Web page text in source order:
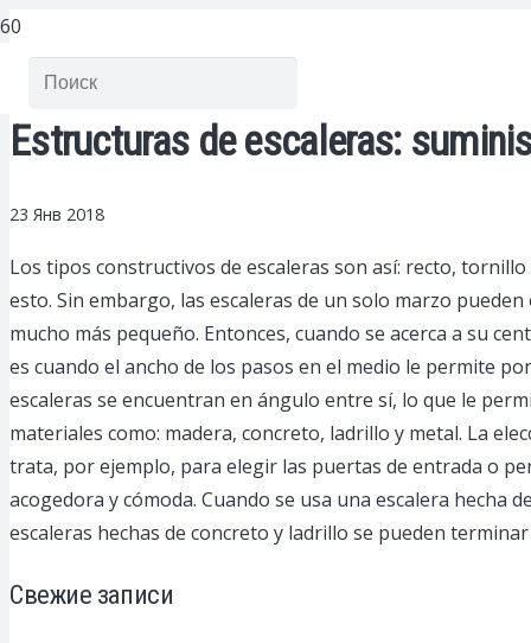
Estructuras de escaleras:
23 Янв 2018
Los tipos constructivos de escaleras son así: recto,
esto. Sin embargo, las escaleras de un solo marzo
mucho más pequeño. Entonces, cuando se acerca a su
es cuando el ancho de los pasos en el medio le permite
escaleras se encuentran en ángulo entre sí, lo que le
materiales como: madera, concreto, ladrillo y metal. La
trata, por ejemplo, para elegir las puertas de entrada o
acogedora y cómoda. Cuando se usa una escalera hecha
escaleras hechas de concreto y ladrillo se pueden
Свежие записи